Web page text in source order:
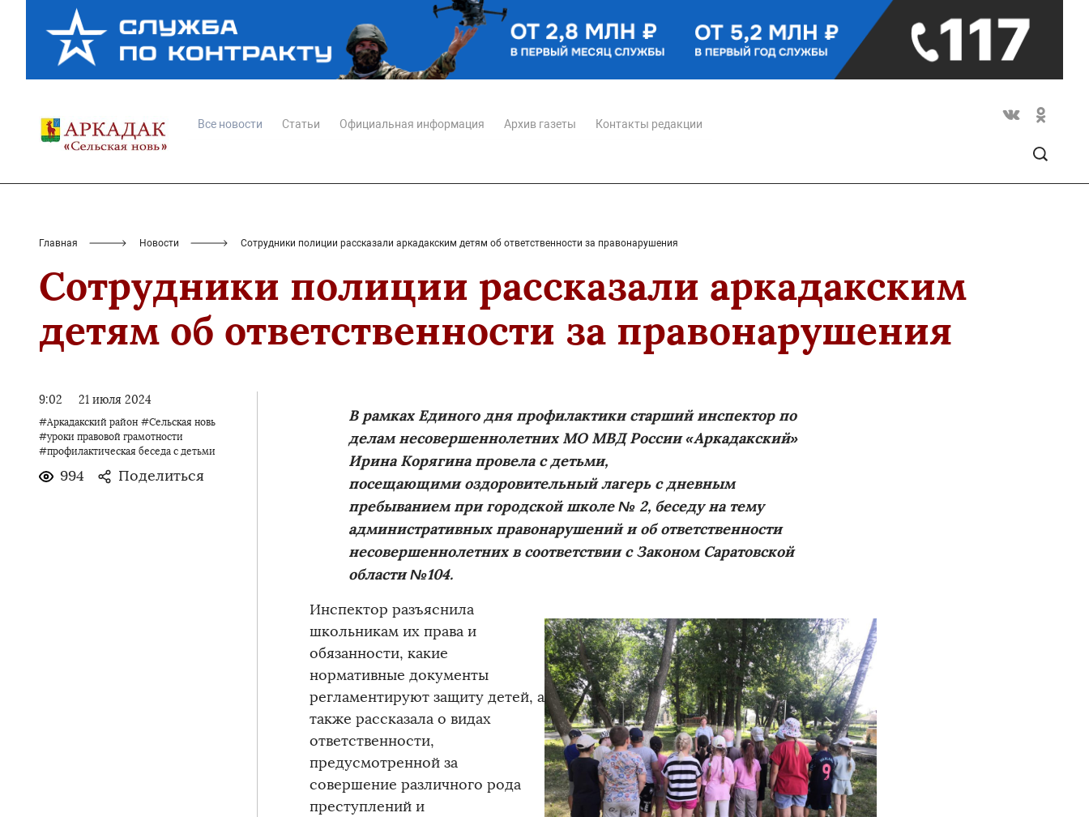
Все новости Статьи Официальная информация Архив газеты Контакты редакции
Главная Новости Сотрудники полиции рассказали аркадакским детям об ответственности за правонарушения
Сотрудники полиции рассказали аркадакским
детям об ответственности за правонарушения
9:02 21 июля 2024
#Аркадакский район #Сельская новь
#уроки правовой грамотности
#профилактическая беседа с детьми
994 Поделиться
В рамках Единого дня профилактики старший инспектор по
делам несовершеннолетних МО МВД России «Аркадакский»
Ирина Корягина провела с детьми,
посещающими оздоровительный лагерь с дневным
пребыванием при городской школе № 2, беседу на тему
административных правонарушений и об ответственности
несовершеннолетних в соответствии с Законом Саратовской
области №104.
Инспектор разъяснила
школьникам их права и
обязанности, какие
нормативные документы
регламентируют защиту детей, а
также рассказала о видах
ответственности,
предусмотренной за
совершение различного рода
преступлений и